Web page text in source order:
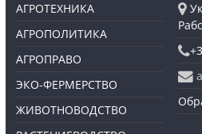
АГРОТЕХНИКА
АГРОПОЛИТИКА
АГРОПРАВО
ЭКО-ФЕРМЕРСТВО
ЖИВОТНОВОДСТВО